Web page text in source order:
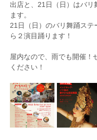
出店と、21日（日）はバリ
ます。
21日（日）のバリ舞踊ステ
ら２演目踊ります！
屋内なので、雨でも開催！
ください！